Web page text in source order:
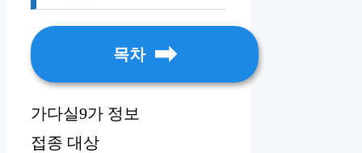
목차
가다실9가 정보
접종 대상